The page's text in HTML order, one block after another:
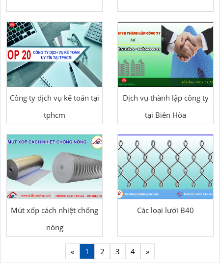
Công ty dịch vụ kế toán tại
tphcm
Dịch vụ thành lập công ty
tại Biên Hòa
Mút xốp cách nhiệt chống
nóng
Các loại lưới B40
« 1 2 3 4 »